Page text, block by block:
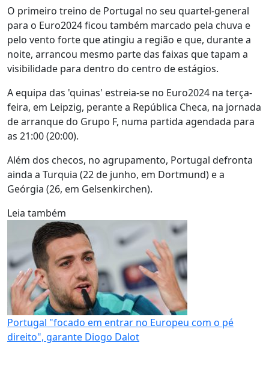
O primeiro treino de Portugal no seu quartel-general
para o Euro2024 ficou também marcado pela chuva e
pelo vento forte que atingiu a região e que, durante a
noite, arrancou mesmo parte das faixas que tapam a
visibilidade para dentro do centro de estágios.
A equipa das 'quinas' estreia-se no Euro2024 na terça-
feira, em Leipzig, perante a República Checa, na jornada
de arranque do Grupo F, numa partida agendada para
as 21:00 (20:00).
Além dos checos, no agrupamento, Portugal defronta
ainda a Turquia (22 de junho, em Dortmund) e a
Geórgia (26, em Gelsenkirchen).
Leia também
Portugal "focado em entrar no Europeu com o pé
direito", garante Diogo Dalot